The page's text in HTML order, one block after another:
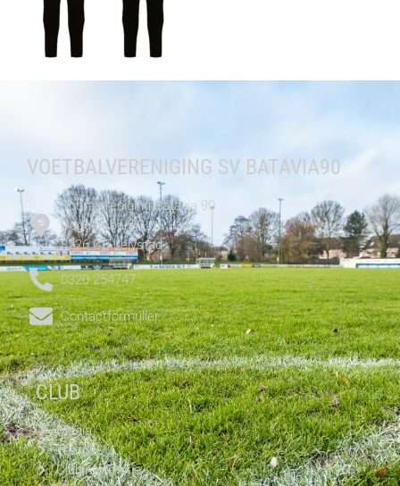
VOETBALVERENIGING SV BATAVIA90
Sportvereniging Batavia 90
Doggersbank3
8226 CE Lelystad
0320 254747
Contactformulier
CLUB
Media
Teams
Clubinformatie